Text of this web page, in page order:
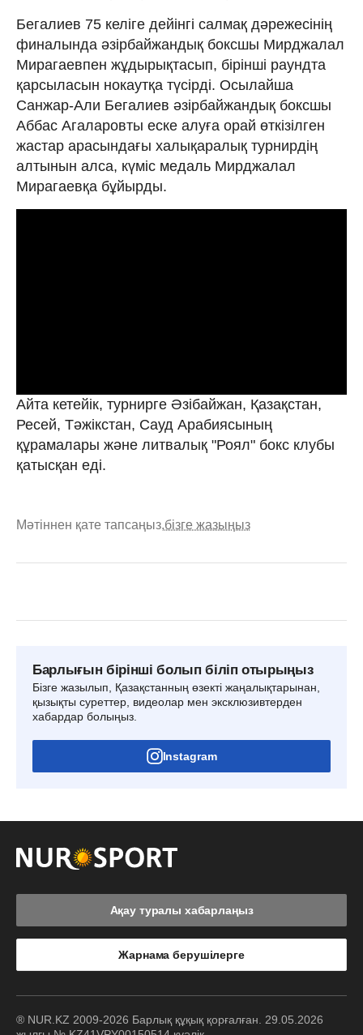
Бегалиев 75 келіге дейінгі салмақ дәрежесінің
финалында әзірбайжандық боксшы Мирджалал
Мирагаевпен жұдырықтасып, бірінші раундта
қарсыласын нокаутқа түсірді. Осылайша
Санжар-Али Бегалиев әзірбайжандық боксшы
Аббас Агаларовты еске алуға орай өткізілген
жастар арасындағы халықаралық турнирдің
алтынын алса, күміс медаль Мирджалал
Мирагаевқа бұйырды.
Айта кетейік, турнирге Әзібайжан, Қазақстан,
Ресей, Тәжікстан, Сауд Арабиясының
құрамалары және литвалық "Роял" бокс клубы
қатысқан еді.
Мәтіннен қате тапсаңыз,бізге жазыңыз
Барлығын бірінші болып біліп отырыңыз
Бізге жазылып, Қазақстанның өзекті жаңалықтарынан,
қызықты суреттер, видеолар мен эксклюзивтерден
хабардар болыңыз.
Instagram
Ақау туралы хабарлаңыз
Жарнама берушілерге
® NUR.KZ 2009-2026 Барлық құқық қорғалған. 29.05.2026